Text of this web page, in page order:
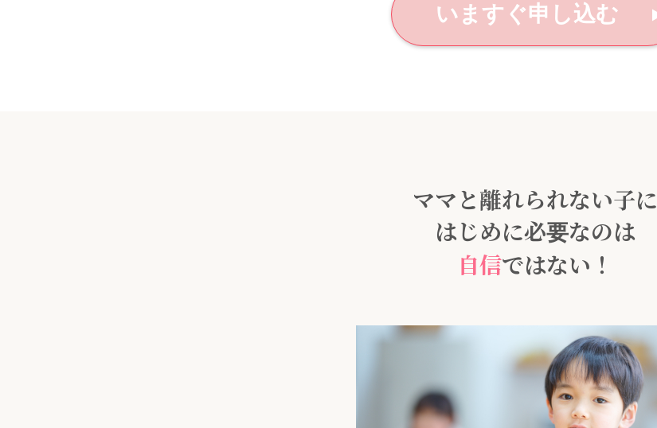
いますぐ申し込む
ママと離れられない子に
はじめに必要なのは
自信ではない！